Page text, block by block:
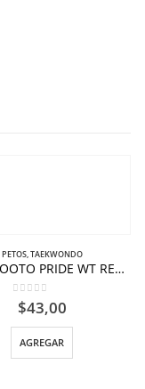
PETOS,TAEKWONDO
PETO MOOTO PRIDE WT REVERSIBLE ROJO-AZUL.
0out of 5
$43,00
AGREGAR